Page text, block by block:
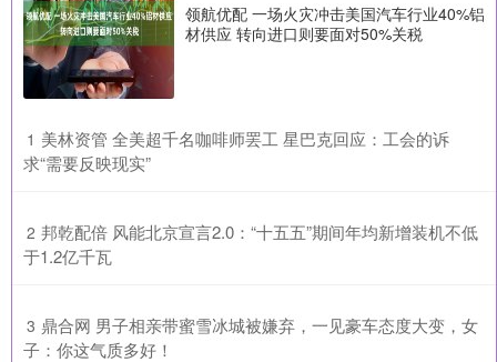
领航优配 一场火灾冲击美国汽车行业40%铝
材供应 转向进口则要面对50%关税
1 ​美林资管 全美超千名咖啡师罢工 星巴克回应：工会的诉
求“需要反映现实”
2 ​邦乾配倍 风能北京宣言2.0：“十五五”期间年均新增装机不低
于1.2亿千瓦
3 ​鼎合网 男子相亲带蜜雪冰城被嫌弃，一见豪车态度大变，女
子：你这气质多好！